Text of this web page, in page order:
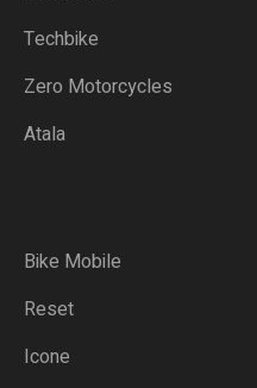
Techbike
Zero Motorcycles
Atala
Bike Mobile
Reset
Icone